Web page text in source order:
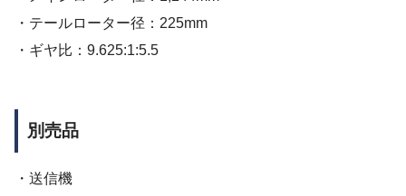
・テールローター径：225mm
・ギヤ比：9.625:1:5.5
別売品
・送信機